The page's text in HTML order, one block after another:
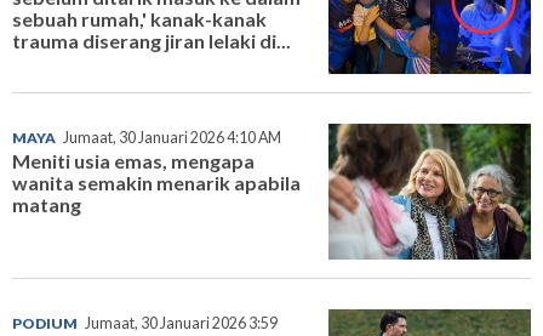
sebuah rumah,' kanak-kanak
trauma diserang jiran lelaki di...
MAYA Jumaat, 30 Januari 2026 4:10 AM
Meniti usia emas, mengapa
wanita semakin menarik apabila
matang
PODIUM Jumaat, 30 Januari 2026 3:59